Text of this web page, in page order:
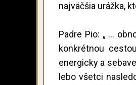
najväčšia urážka,
Padre Pio: „ ...
konkrétnou
energicky a
lebo všetci